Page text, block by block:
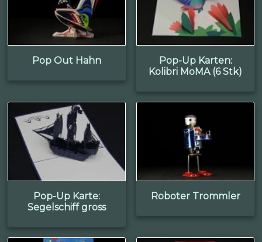
Pop Out Hahn
Pop-Up Karten:
Kolibri MoMA (6 Stk)
Pop-Up Karte:
Segelschiff gross
Roboter Trommler